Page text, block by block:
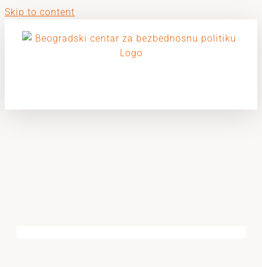
Skip to content